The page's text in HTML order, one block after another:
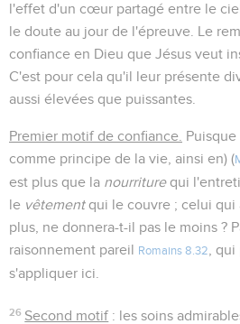
l'effet d'un cœur partagé entre le
le doute au jour de l'épreuve. Le
confiance en Dieu que Jésus veut
C'est pour cela qu'il leur présente
aussi élevées que puissantes.
Premier motif de confiance. Puisque
comme principe de la vie, ainsi en) (
est plus que la nourriturequi
le vêtementqui le couvre ; celui qui
plus, ne donnera-t-il pas le moins ?
raisonnement pareil Romains 8.32
,
s'appliquer ici.
26 Second motif : les soins